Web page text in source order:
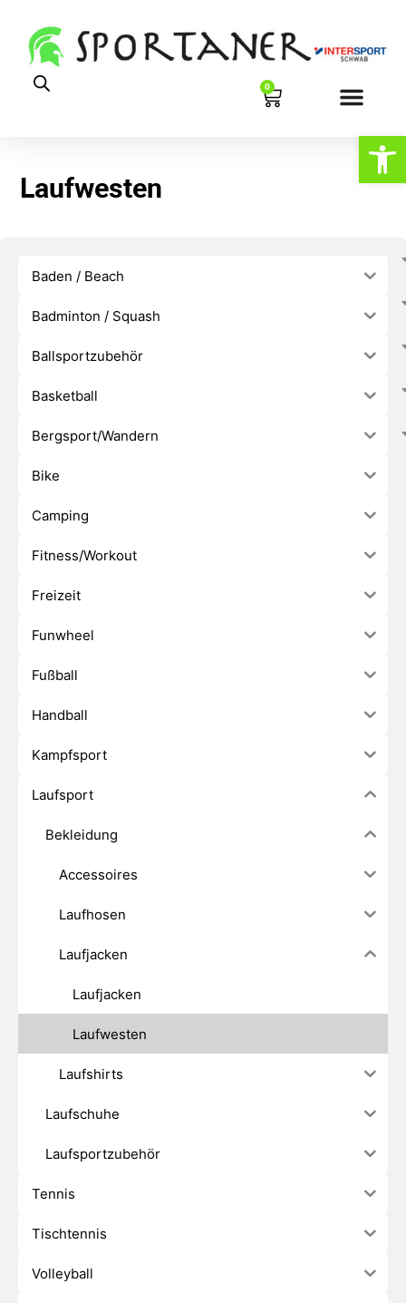
0
Laufwesten
Baden / Beach
Badminton / Squash
Ballsportzubehör
Basketball
Bergsport/Wandern
Bike
Camping
Fitness/Workout
Freizeit
Funwheel
Fußball
Handball
Kampfsport
Laufsport
Bekleidung
Accessoires
Laufhosen
Laufjacken
Laufjacken
Laufwesten
Laufshirts
Laufschuhe
Laufsportzubehör
Tennis
Tischtennis
Volleyball